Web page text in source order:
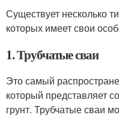
Существует несколько
которых имеет свои
1. Трубчатые сваи
Это самый
который представляет
грунт. Трубчатые сваи